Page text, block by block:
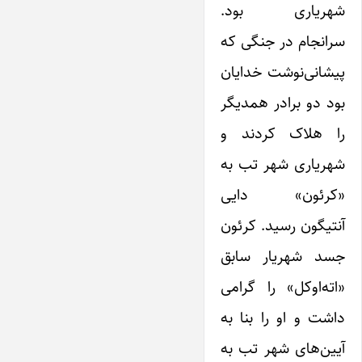
شهریاری بود.
سرانجام در جنگی که
پیشانی‌نوشت خدایان
بود دو برادر همدیگر
را هلاک کردند و
شهریاری شهر تب به
«کرئون» دایی
آنتیگون رسید. کرئون
جسد شهریار سابق
«اته‌اوکل» را گرامی
داشت و او را بنا به
آیین‌های شهر تب به